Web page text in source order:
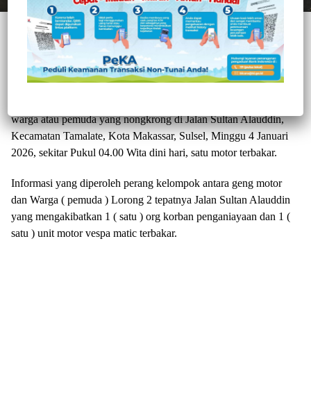
JURNALTIVI.COM, MAKASSAR– Breaking : Diduga
warga atau pemuda yang nongkrong di Jalan Sultan Alauddin,
Kecamatan Tamalate, Kota Makassar, Sulsel, Minggu 4 Januari
2026, sekitar Pukul 04.00 Wita dini hari, satu motor terbakar.
Informasi yang diperoleh perang kelompok antara geng motor
dan Warga ( pemuda ) Lorong 2 tepatnya Jalan Sultan Alauddin
yang mengakibatkan 1 ( satu ) org korban penganiayaan dan 1 (
satu ) unit motor vespa matic terbakar.